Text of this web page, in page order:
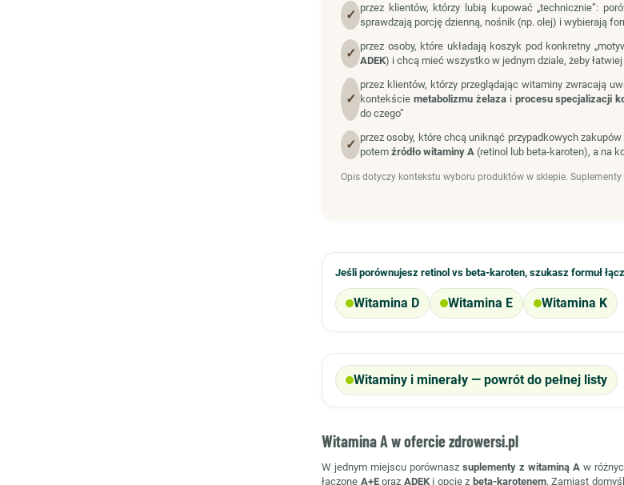
✓ przez klientów, którzy lubią kupować „technicznie”:
sprawdzają porcję dzienną, nośnik (np. olej) i wybierają
✓ przez osoby, które układają koszyk pod konkretny
ADEK) i chcą mieć wszystko w jednym dziale, żeby
✓
przez klientów, którzy przeglądając witaminy zwracają
kontekście metabolizmu żelazai procesu specjalizacji
do czego”
✓ przez osoby, które chcą uniknąć przypadkowych
potem źródło witaminy A (retinol lub beta-karoten), a na
Opis dotyczy kontekstu wyboru produktów w sklepie.
Jeśli porównujesz retinol vs beta-karoten, szukasz formuł
Witamina D Witamina E Witamina K
Witaminy i minerały — powrót do pełnej listy
Witamina A w ofercie zdrowersi.pl
W jednym miejscu porównaszsuplementy z witaminą A w
łączone A+Eoraz ADEKi opcje z beta-karotenem. Zamiast